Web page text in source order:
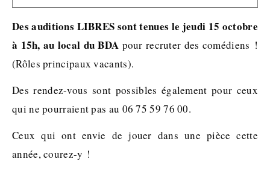
Des auditions LIBRES sont tenues le jeudi 15 octobre
à 15h, au local du BDA pour recruter des comédiens !
(Rôles principaux vacants).
Des rendez-vous sont possibles également pour ceux
qui ne pourraient pas au 06 75 59 76 00.
Ceux qui ont envie de jouer dans une pièce cette
année, courez-y !